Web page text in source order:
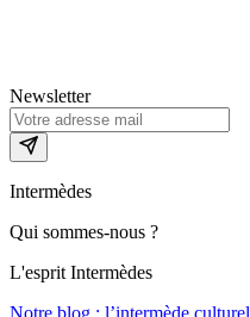
Newsletter
Intermèdes
Qui sommes-nous ?
L'esprit Intermèdes
Notre blog : l’intermède culturel